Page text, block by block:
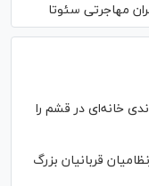
مهاجرتی سئوتا
با بمب ۲ هزار پوندی خانه‌ای در قشم را
قربانیان بزرگ